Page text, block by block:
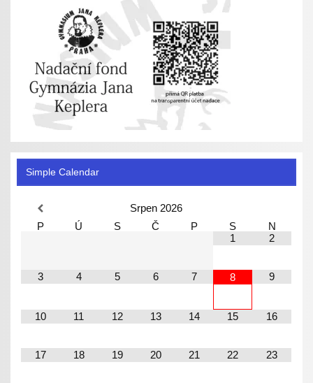
Simple Calendar
Srpen 2026
P
Ú S Č P S
N
1
2
3 4 5 6 7 8 9
10 11 12 13 14 15 16
17 18 19 20 21 22 23